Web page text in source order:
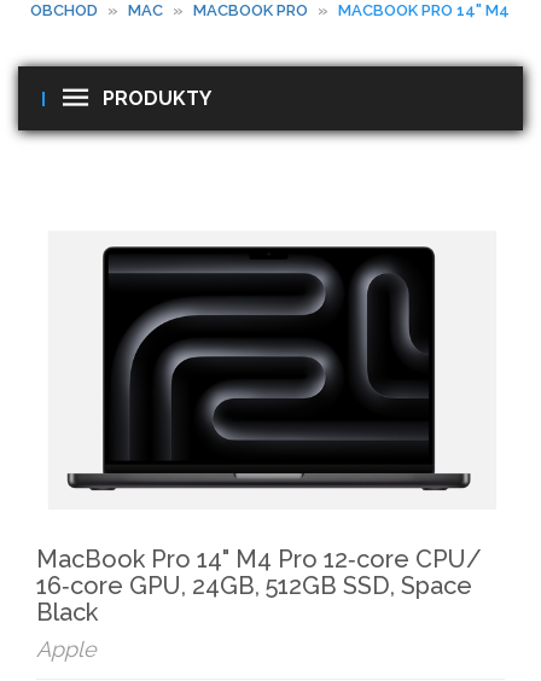
OBCHOD » MAC » MACBOOK PRO » MACBOOK PRO 14" M4
PRODUKTY
MacBook Pro 14" M4 Pro 12‑core CPU/
16‑core GPU, 24GB, 512GB SSD, Space
Black
Apple